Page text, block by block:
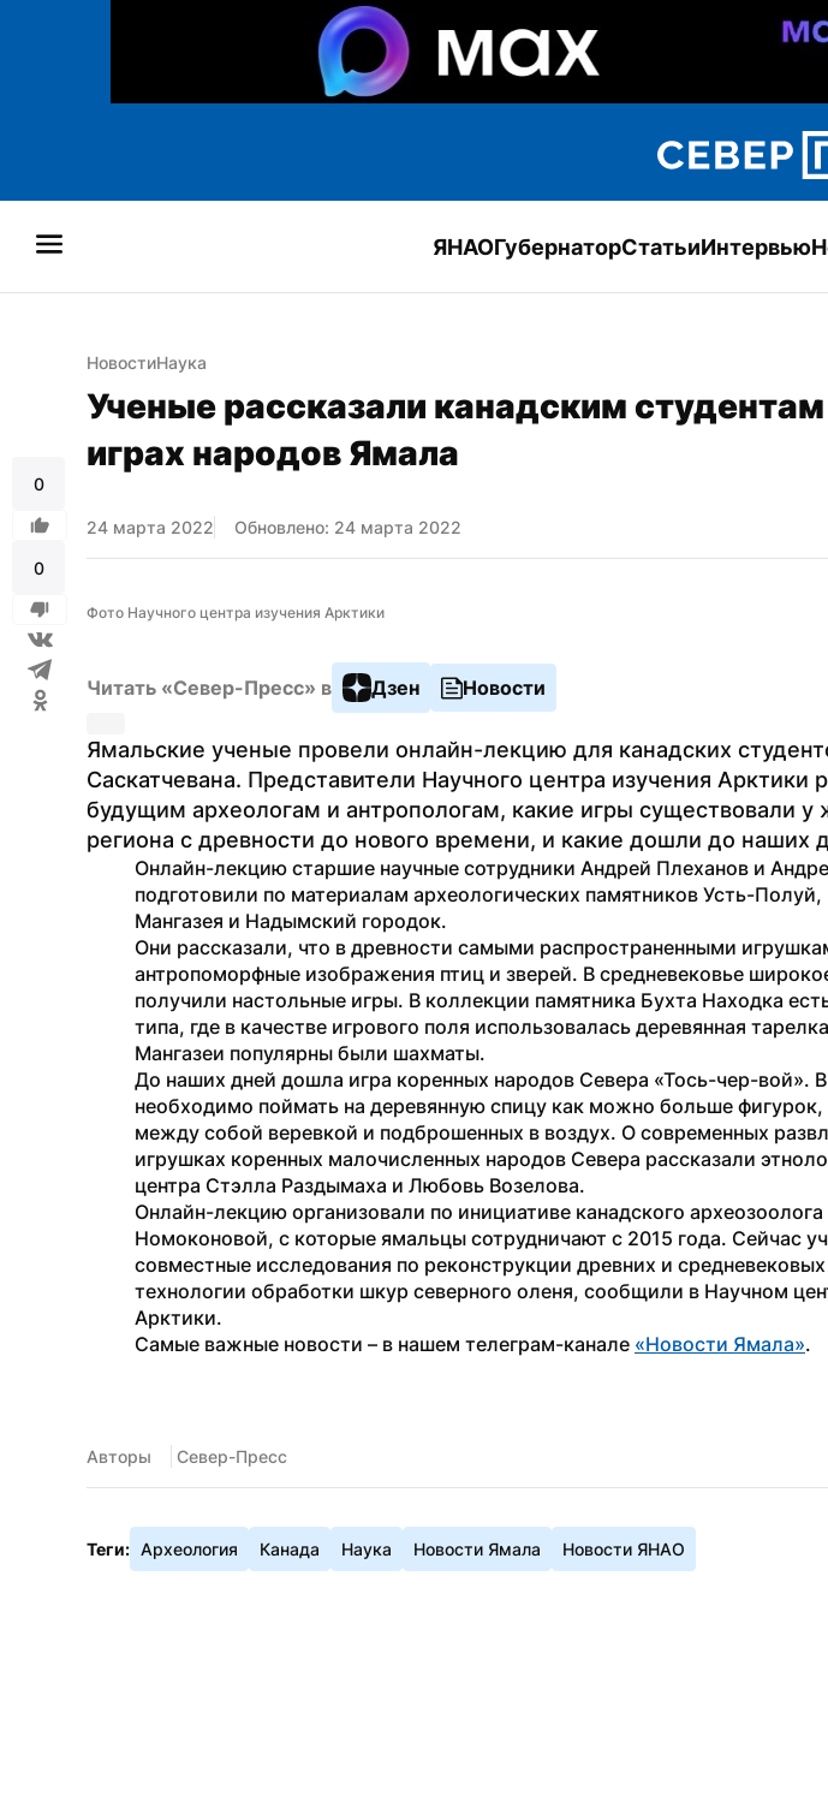
ЯНАОГубернаторСтатьиИнтервью
0
0
НовостиНаука
Ученые рассказали канадским
играх народов Ямала
24 марта 2022 Обновлено: 24 марта 2022
Фото Научного центра изучения Арктики
Читать «Север-Пресс» в Дзен Новости
Ямальские ученые провели онлайн-лекцию для канадских
Саскатчевана. Представители Научного центра изучения Арктики
будущим археологам и антропологам, какие игры существовали у
региона с древности до нового времени, и какие дошли до наших
Онлайн-лекцию старшие научные сотрудники Андрей Плеханов и
подготовили по материалам археологических памятников Усть-
Мангазея и Надымский городок.
Они рассказали, что в древности самыми распространенными
антропоморфные изображения птиц и зверей. В средневековье
получили настольные игры. В коллекции памятника Бухта Находка
типа, где в качестве игрового поля использовалась деревянная
Мангазеи популярны были шахматы.
До наших дней дошла игра коренных народов Севера «Тось-чер-вой».
необходимо поймать на деревянную спицу как можно больше фигурок,
между собой веревкой и подброшенных в воздух. О современных
игрушках коренных малочисленных народов Севера рассказали
центра Стэлла Раздымаха и Любовь Возелова.
Онлайн-лекцию организовали по инициативе канадского археозоолога
Номоконовой, с которые ямальцы сотрудничают с 2015 года. Сейчас
совместные исследования по реконструкции древних и
технологии обработки шкур северного оленя, сообщили в Научном
Арктики.
Самые важные новости – в нашем телеграм-канале «Новости Ямала».
Авторы Север-Пресс
Теги: Археология Канада Наука Новости Ямала Новости ЯНАО